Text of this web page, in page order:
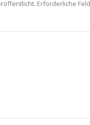
Erforderliche